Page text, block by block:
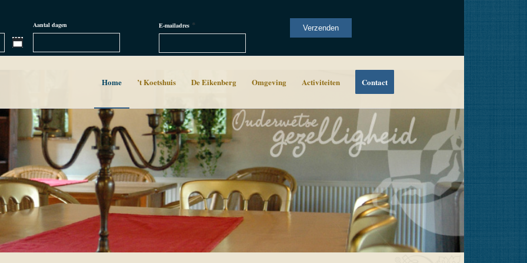
Aantal dagen E-mailadres * Verzenden
Home ’t Koetshuis De Eikenberg Omgeving Activiteiten Contact